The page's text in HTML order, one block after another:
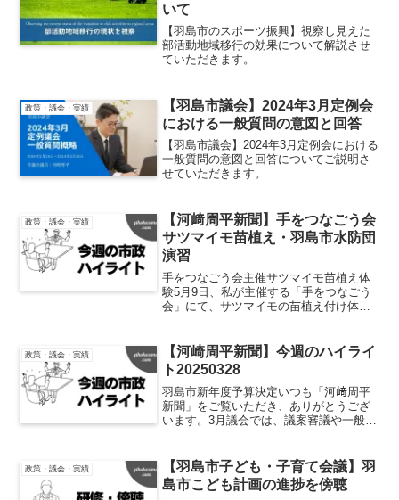
いて
【羽島市のスポーツ振興】視察し見えた
部活動地域移行の効果について解説させ
ていただきます。
政策・議会・実績
【羽島市議会】2024年3月定例会
における一般質問の意図と回答
【羽島市議会】2024年3月定例会における
一般質問の意図と回答についてご説明さ
せていただきます。
政策・議会・実績
【河﨑周平新聞】手をつなごう会
サツマイモ苗植え・羽島市水防団
演習
手をつなごう会主催サツマイモ苗植え体
験5月9日、私が主催する「手をつなごう
会」にて、サツマイモの苗植え付け体験
動として実施しているもので、今回の苗
植えから始まり、夏場の...
政策・議会・実績
【河崎周平新聞】今週のハイライ
ト20250328
羽島市新年度予算決定いつも「河﨑周平
新聞」をご覧いただき、ありがとうござ
います。3月議会では、議案審議や一般質
関する質疑が行われ、各項目について質
問や提案を重ねています...
政策・議会・実績
【羽島市子ども・子育て会議】羽
島市こども計画の進捗を傍聴